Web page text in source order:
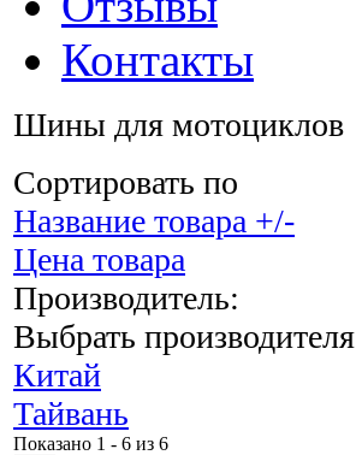
Контакты
Шины для мотоциклов
Сортировать по
Название товара +/-
Цена товара
Производитель:
Выбрать производителя
Китай
Тайвань
Показано 1 - 6 из 6